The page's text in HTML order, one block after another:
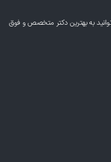
به بهترین دکتر متخصص و فوق